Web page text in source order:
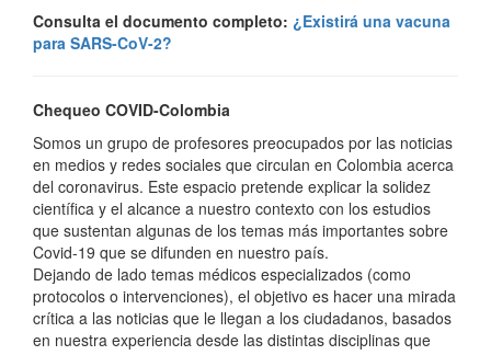
Consulta el documento completo: ¿Existirá una vacuna
para SARS-CoV-2?
Chequeo COVID-Colombia
Somos un grupo de profesores preocupados por las noticias
en medios y redes sociales que circulan en Colombia acerca
del coronavirus. Este espacio pretende explicar la solidez
científica y el alcance a nuestro contexto con los estudios
que sustentan algunas de los temas más importantes sobre
Covid-19 que se difunden en nuestro país.
Dejando de lado temas médicos especializados (como
protocolos o intervenciones), el objetivo es hacer una mirada
crítica a las noticias que le llegan a los ciudadanos, basados
en nuestra experiencia desde las distintas disciplinas que